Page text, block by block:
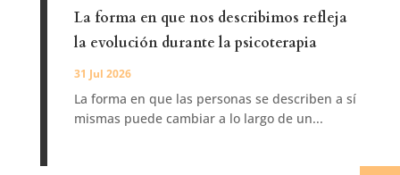
La forma en que nos describimos refleja
la evolución durante la psicoterapia
31 Jul 2026
La forma en que las personas se describen a sí
mismas puede cambiar a lo largo de un...